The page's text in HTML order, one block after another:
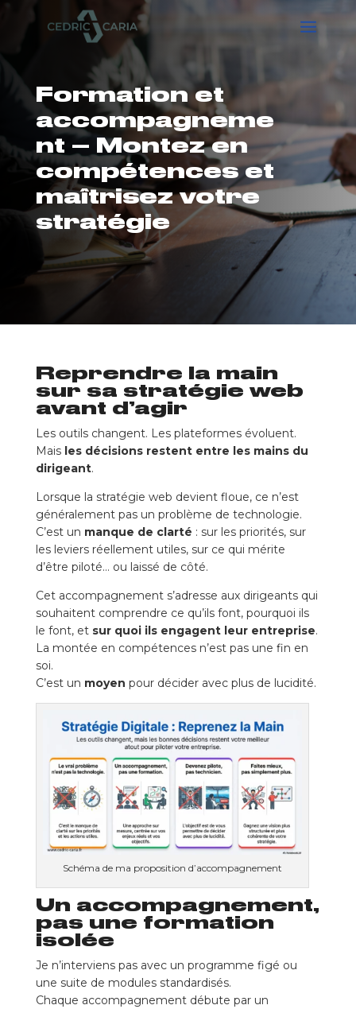
Formation et
accompagneme
nt – Montez en
compétences et
maîtrisez votre
stratégie
Reprendre la main
sur sa stratégie web
avant d’agir
Les outils changent. Les plateformes évoluent.
Mais les décisions restent entre les mains du
dirigeant.
Lorsque la stratégie web devient floue, ce n’est
généralement pas un problème de technologie.
C’est un manque de clarté : sur les priorités, sur
les leviers réellement utiles, sur ce qui mérite
d’être piloté… ou laissé de côté.
Cet accompagnement s’adresse aux dirigeants qui
souhaitent comprendre ce qu’ils font, pourquoi ils
le font, et sur quoi ils engagent leur entreprise.
La montée en compétences n’est pas une fin en
soi.
C’est un moyen pour décider avec plus de lucidité.
Schéma de ma proposition d’accompagnement
Un accompagnement,
pas une formation
isolée
Je n’interviens pas avec un programme figé ou
une suite de modules standardisés.
Chaque accompagnement débute par un